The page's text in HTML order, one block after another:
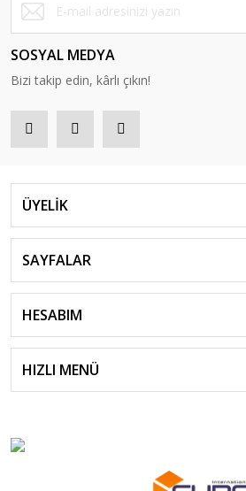
SOSYAL MEDYA
Bizi takip edin, kârlı çıkın!
ÜYELİK
SAYFALAR
HESABIM
HIZLI MENÜ